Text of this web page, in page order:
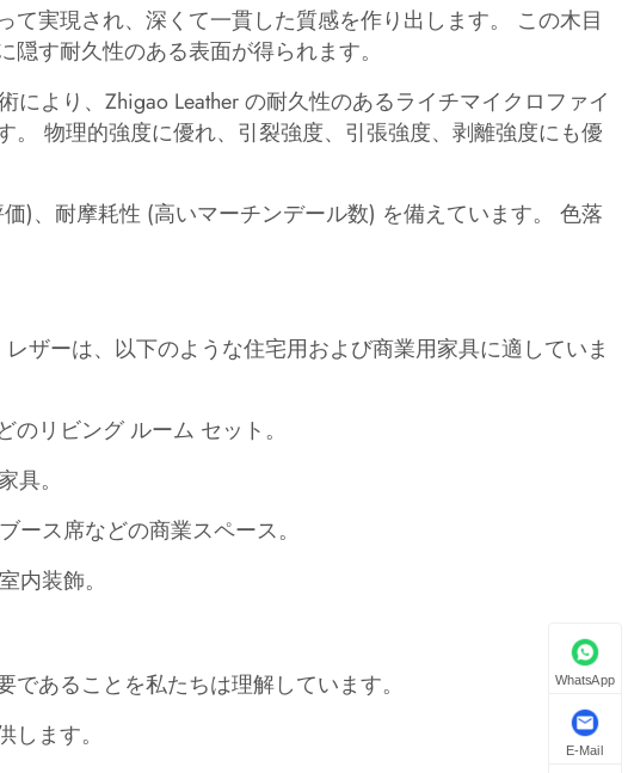
実現され、深くて一貫した質感を作り出します。 この木目
す耐久性のある表面が得られます。
より、Zhigao Leather の耐久性のあるライチマイクロファイ
物理的強度に優れ、引裂強度、引張強度、剥離強度にも優
)、耐摩耗性 (高いマーチンデール数) を備えています。 色落
ザーは、以下のような住宅用および商業用家具に適していま
リビング ルーム セット。
。
ース席などの商業スペース。
内装飾。
あることを私たちは理解しています。
ます。
WhatsApp
E-Mail